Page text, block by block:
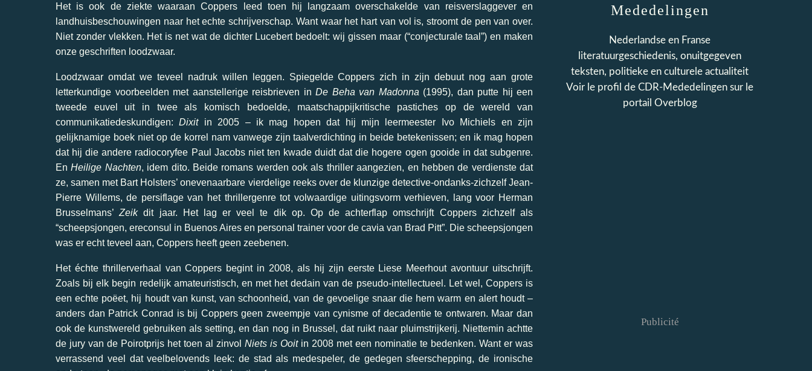
Het is ook de ziekte waaraan Coppers leed toen hij langzaam overschakelde van reisverslaggever en
landhuisbeschouwingen naar het echte schrijverschap. Want waar het hart van vol is, stroomt de pen van over.
Niet zonder vlekken. Het is net wat de dichter Lucebert bedoelt: wij gissen maar (“conjecturale taal”) en maken
onze geschriften loodzwaar.
Loodzwaar omdat we teveel nadruk willen leggen. Spiegelde Coppers zich in zijn debuut nog aan grote
letterkundige voorbeelden met aanstellerige reisbrieven in De Beha van Madonna (1995), dan putte hij een
tweede euvel uit in twee als komisch bedoelde, maatschappijkritische pastiches op de wereld van
communikatiedeskundigen:Dixitin 2005 – ik mag hopen dat hij mijn leermeester Ivo Michiels en zijn
gelijknamige boek niet op de korrel nam vanwege zijn taalverdichting in beide betekenissen; en ik mag hopen
dat hij die andere radiocoryfee Paul Jacobs niet ten kwade duidt dat die hogere ogen gooide in dat subgenre.
EnHeilige Nachten, idem dito. Beide romans werden ook als thriller aangezien, en hebben de verdienste dat
ze, samen met Bart Holsters’ onevenaarbare vierdelige reeks over de klunzige detective-ondanks-zichzelf Jean-
Pierre Willems, de persiflage van het thrillergenre tot volwaardige uitingsvorm verhieven, lang voor Herman
Brusselmans’Zeikdit jaar. Het lag er veel te dik op. Op de achterflap omschrijft Coppers zichzelf als
“scheepsjongen, ereconsul in Buenos Aires en personal trainer voor de cavia van Brad Pitt”. Die scheepsjongen
was er echt teveel aan, Coppers heeft geen zeebenen.
Het échte thrillerverhaal van Coppers begint in 2008, als hij zijn eerste Liese Meerhout avontuur uitschrijft.
Zoals bij elk begin redelijk amateuristisch, en met het dedain van de pseudo-intellectueel. Let wel, Coppers is
een echte poëet, hij houdt van kunst, van schoonheid, van de gevoelige snaar die hem warm en alert houdt –
anders dan Patrick Conrad is bij Coppers geen zweempje van cynisme of decadentie te ontwaren. Maar dan
ook de kunstwereld gebruiken als setting, en dan nog in Brussel, dat ruikt naar pluimstrijkerij. Niettemin achtte
de jury van de Poirotprijs het toen al zinvol Niets is Ooitin 2008 met een nominatie te bedenken. Want er was
verrassend veel dat veelbelovends leek: de stad als medespeler, de gedegen sfeerschepping, de ironische
Mededelingen
Nederlandse en Franse
literatuurgeschiedenis, onuitgegeven
teksten, politieke en culturele actualiteit
Voir le profil de CDR-Mededelingen sur le
portail Overblog
Publicité